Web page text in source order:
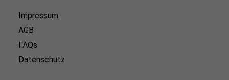
Impressum
AGB
FAQs
Datenschutz